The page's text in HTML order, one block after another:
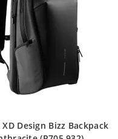
Design Bizz Backpack